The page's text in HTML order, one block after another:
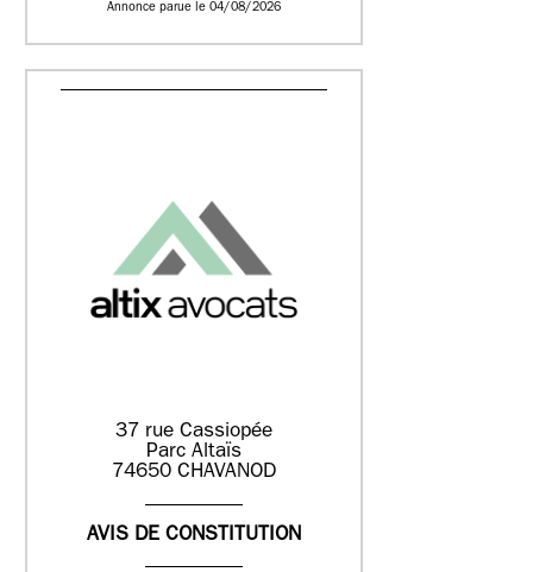
Annonce parue le 04/08/2026
37 rue Cassiopée
Parc Altaïs
74650 CHAVANOD
AVIS DE CONSTITUTION